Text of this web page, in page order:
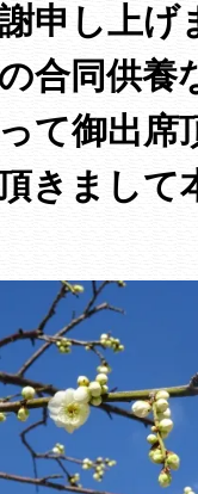
申し上げ
合同供養
て御出席
きまして